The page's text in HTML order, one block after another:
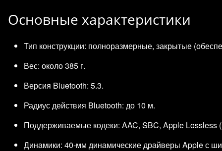
Основные характеристики
Тип конструкции: полноразмерные, закрытые
Вес: около 385 г.
Версия Bluetooth: 5.3.
Радиус действия Bluetooth: до 10 м.
Поддерживаемые кодеки: AAC, SBC, Apple Lossless
Динамики: 40‑мм динамические драйверы Apple с